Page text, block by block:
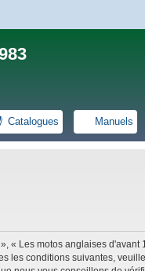
Catalogues Manuels
Les motos anglaises
les conditions suivantes,